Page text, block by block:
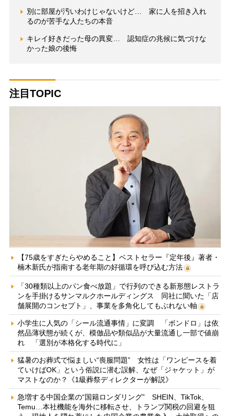
別に部屋が汚いわけじゃないけど… 家に人を招き入れ
るのが苦手な人たちの本音
キレイ好きだった母の異変… 認知症の兆候に気づけな
かった娘の後悔
注目TOPIC
【75歳をすぎたらやめること】ベストセラー『定年後』著者・
楠木新氏が指南する老年期の好循環を呼び込む方法
「30種類以上のパン食べ放題」で行列のできる新形態レストラ
ンを手掛けるサンマルクホールディングス 同社に聞いた「店
舗展開のコンセプト」、事業を多角化してもぶれない軸
小学生に人気の「シール流通事情」に変調 「ボンドロ」は依
然品薄状態が続くが、模倣品や類似品が大量流通し一部で値崩
れ 「選別が本格化する時代に」
猛暑のお葬式で悩ましい“喪服問題” 女性は「ワンピースを着
ていけばOK」という俗説に潜む誤解、なぜ「ジャケット」が
マストなのか？《1級葬祭ディレクターが解説》
急増する中国企業の“国籍ロンダリング” SHEIN、TikTok、
Temu…本社機能を海外に移転させ、トランプ関税の回避を狙